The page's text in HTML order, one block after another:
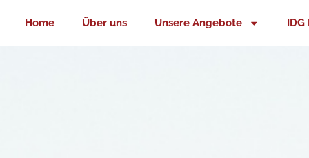
InhaltHome Über uns Unsere Angebote